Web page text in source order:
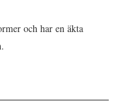
och har en äkta